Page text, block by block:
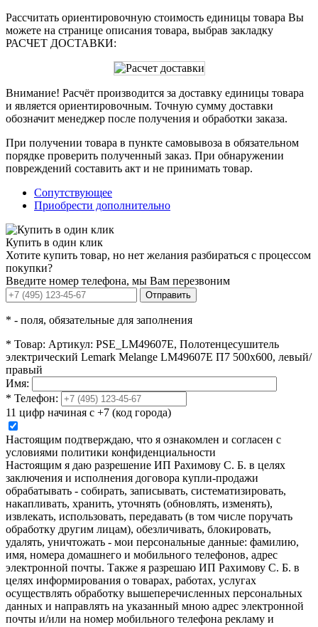
Рассчитать ориентировочную стоимость единицы товара Вы
можете на странице описания товара, выбрав закладку
РАСЧЕТ ДОСТАВКИ:
Внимание! Расчёт производится за доставку единицы товара
и является ориентировочным. Точную сумму доставки
обозначит менеджер после получения и обработки заказа.
При получении товара в пункте самовывоза в обязательном
порядке проверить полученный заказ. При обнаружении
повреждений составить акт и не принимать товар.
Сопутствующее
Приобрести дополнительно
Купить в один клик
Хотите купить товар, но нет желания разбираться с процессом
покупки?
Введите номер телефона, мы Вам перезвоним
Отправить
* - поля, обязательные для заполнения
* Товар: Артикул: PSE_LM49607E, Полотенцесушитель
электрический Lemark Melange LM49607E П7 500x600, левый/
правый
Имя:
* Телефон:
11 цифр начиная с +7 (код города)
Настоящим подтверждаю, что я ознакомлен и согласен с
условиями политики конфиденциальности
Настоящим я даю разрешение ИП Рахимову С. Б. в целях
заключения и исполнения договора купли-продажи
обрабатывать - собирать, записывать, систематизировать,
накапливать, хранить, уточнять (обновлять, изменять),
извлекать, использовать, передавать (в том числе поручать
обработку другим лицам), обезличивать, блокировать,
удалять, уничтожать - мои персональные данные: фамилию,
имя, номера домашнего и мобильного телефонов, адрес
электронной почты. Также я разрешаю ИП Рахимову С. Б. в
целях информирования о товарах, работах, услугах
осуществлять обработку вышеперечисленных персональных
данных и направлять на указанный мною адрес электронной
почты и/или на номер мобильного телефона рекламу и